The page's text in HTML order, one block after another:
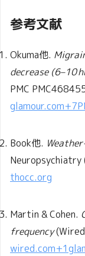
参考文献
Okuma他.
decrease (6–10
PMC
glamour.com+7
Book他.
Neuropsychiatry
thocc.org
Martin & Cohen.
frequency
wired.com+1